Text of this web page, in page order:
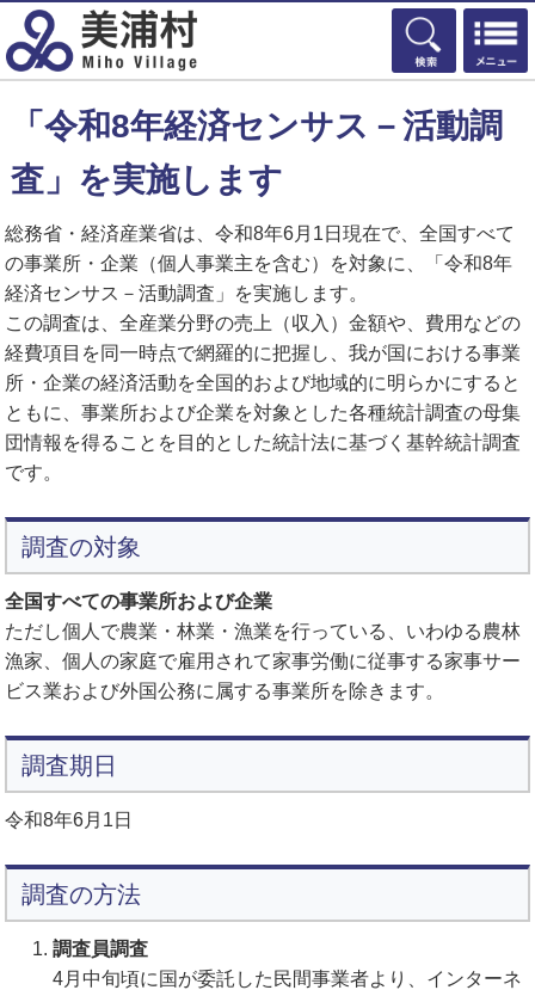
検索
「令和8年経済センサス－活動調
査」を実施します
総務省・経済産業省は、令和8年6月1日現在で、全国すべて
の事業所・企業（個人事業主を含む）を対象に、「令和8年
経済センサス－活動調査」を実施します。
この調査は、全産業分野の売上（収入）金額や、費用などの
経費項目を同一時点で網羅的に把握し、我が国における事業
所・企業の経済活動を全国的および地域的に明らかにすると
ともに、事業所および企業を対象とした各種統計調査の母集
団情報を得ることを目的とした統計法に基づく基幹統計調査
です。
調査の対象
全国すべての事業所および企業
ただし個人で農業・林業・漁業を行っている、いわゆる農林
漁家、個人の家庭で雇用されて家事労働に従事する家事サー
ビス業および外国公務に属する事業所を除きます。
調査期日
令和8年6月1日
調査の方法
調査員調査
4月中旬頃に国が委託した民間事業者より、インターネ